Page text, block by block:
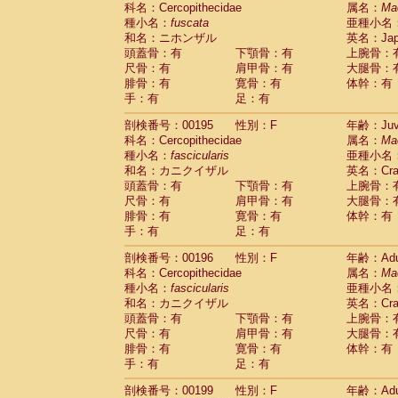
科名：Cercopithecidae
属名：
種小名： fuscata
亜種小名
和名：ニホンザル
英名：
頭蓋骨：有
下顎骨：有
上腕骨：
尺骨：有
肩甲骨：有
大腿骨：
腓骨：有
寛骨：有
体幹：有
手：有
足：有
剖検番号：00195
性別：F
年齢：
科名：Cercopithecidae
属名：
種小名： fascicularis
亜種小名
和名：カニクイザル
英名：
頭蓋骨：有
下顎骨：有
上腕骨：
尺骨：有
肩甲骨：有
大腿骨：
腓骨：有
寛骨：有
体幹：有
手：有
足：有
剖検番号：00196
性別：F
年齢：
科名：Cercopithecidae
属名：
種小名： fascicularis
亜種小名
和名：カニクイザル
英名：
頭蓋骨：有
下顎骨：有
上腕骨：
尺骨：有
肩甲骨：有
大腿骨：
腓骨：有
寛骨：有
体幹：有
手：有
足：有
剖検番号：00199
性別：F
年齢：